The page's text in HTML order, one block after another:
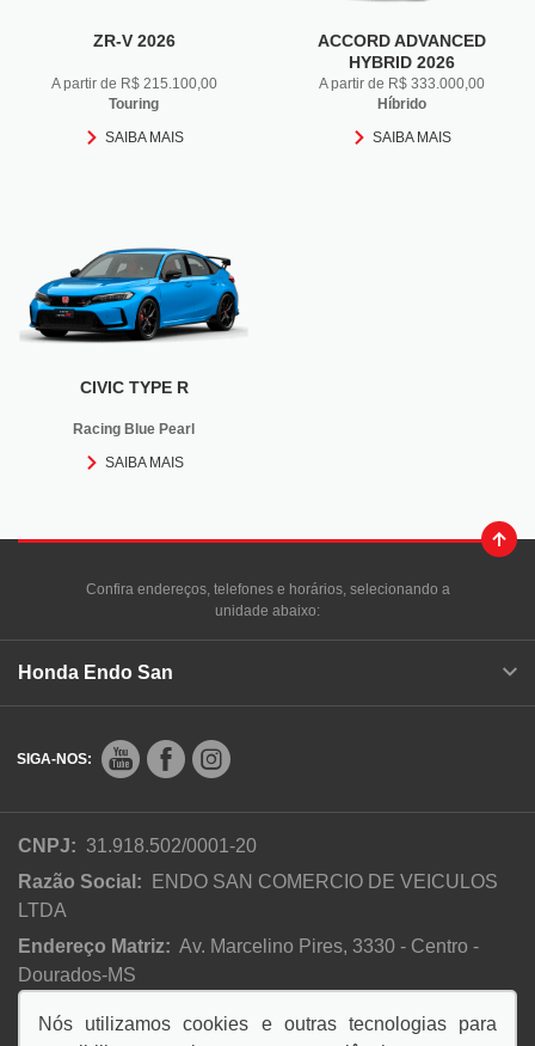
ZR-V 2026
A partir de R$ 215.100,00
Touring
SAIBA MAIS
ACCORD ADVANCED
HYBRID 2026
A partir de R$ 333.000,00
Híbrido
SAIBA MAIS
CIVIC TYPE R
Racing Blue Pearl
SAIBA MAIS
Confira endereços, telefones e horários, selecionando a
unidade abaixo:
Honda Endo San
SIGA-NOS:
CNPJ: 31.918.502/0001-20
Razão Social:
ENDO SAN COMERCIO DE VEICULOS
LTDA
Endereço Matriz: Av. Marcelino Pires, 3330 - Centro -
Dourados-MS
Nós utilizamos cookies e outras tecnologias para